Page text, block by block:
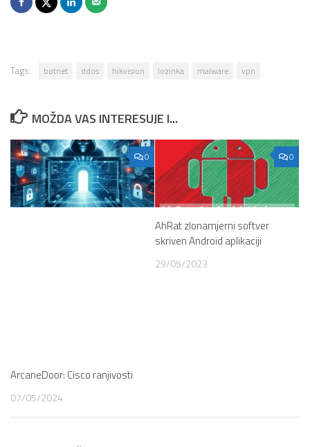
Tags: botnet ddos hikvision lozinka malware vpn
MOŽDA VAS INTERESUJE I...
0
ArcaneDoor: Cisco ranjivosti
07/05/2024
0
AhRat zlonamjerni softver
skriven Android aplikaciji
29/05/2023